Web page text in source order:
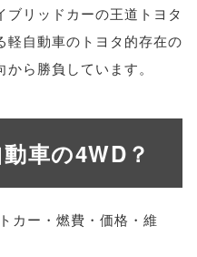
リッドカーの王道トヨタ
軽自動車のトヨタ的存在の
ら勝負しています。
車の4WD？